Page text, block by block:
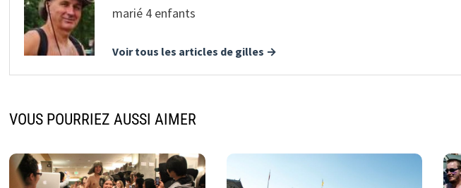
marié 4 enfants
Voir tous les articles de gilles →
VOUS POURRIEZ AUSSI AIMER